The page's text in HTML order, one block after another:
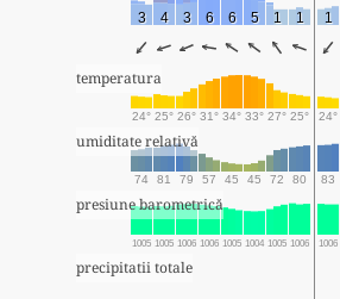
3 4 3 6 6 5 1 1 1
temperatura
24° 25° 26° 31° 34° 33° 27° 25° 24°
umiditate relativă
74 81 79 57 45 45 72 80 83
presiune barometrică
1005 1005 1006 1006 1005 1004 1005 1006 1006
precipitatii totale